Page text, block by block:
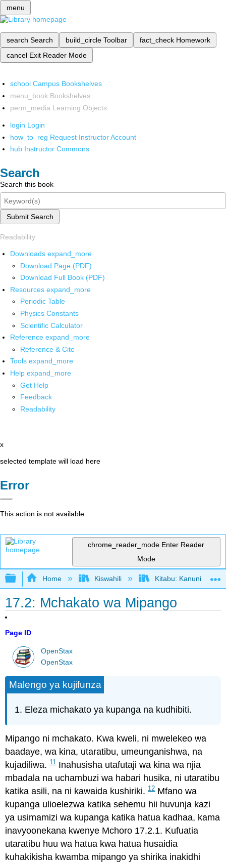
menu
search Search build_circle Toolbar fact_check Homework
cancel Exit Reader Mode
school Campus Bookshelves
menu_book Bookshelves
perm_media Learning Objects
login Login
how_to_reg Request Instructor Account
hub Instructor Commons
Search
Search this book
Submit Search
Readability
Downloads expand_more
Download Page (PDF)
Download Full Book (PDF)
Resources expand_more
Periodic Table
Physics Constants
Scientific Calculator
Reference expand_more
Reference & Cite
Tools expand_more
Help expand_more
Get Help
Feedback
Readability
x
selected template will load here
Error
This action is not available.
chrome_reader_mode Enter Reader
Mode
Expand/collapse global hierarchy
Home Kiswahili Kitabu: Kanuni za
17.2: Mchakato wa Mipango
Page ID
OpenStax
OpenStax
Malengo ya kujifunza
Eleza michakato ya kupanga na kudhibiti.
Mipango ni mchakato. Kwa kweli, ni mwelekeo wa
baadaye, wa kina, utaratibu, umeunganishwa, na
kujadiliwa.11Inahusisha utafutaji wa kina wa njia
mbadala na uchambuzi wa habari husika, ni utaratibu
katika asili, na ni kawaida kushiriki.12Mfano wa
kupanga ulioelezwa katika sehemu hii huvunja kazi
ya usimamizi wa kupanga katika hatua kadhaa, kama
inavyoonekana kwenye Mchoro 17.2.1. Kufuatia
utaratibu huu wa hatua kwa hatua husaidia
kuhakikisha kwamba mipango ya shirika inakidhi